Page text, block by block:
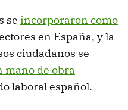
se incorporaron como
en España, y la
ciudadanos se
mano de obra
laboral español.